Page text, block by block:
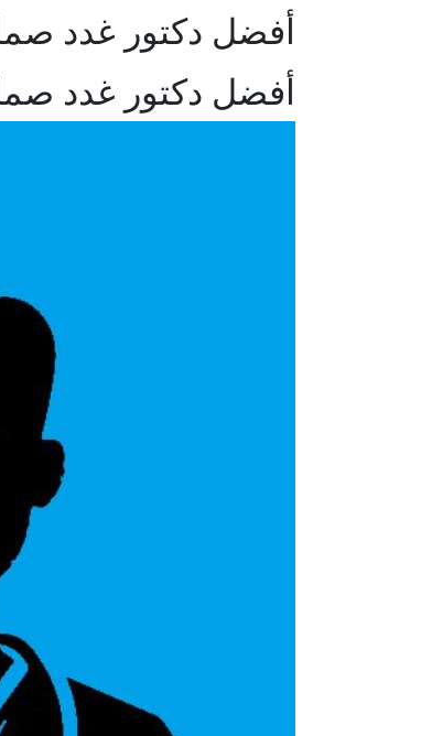
أفضل دكتور غدد
أفضل دكتور غدد